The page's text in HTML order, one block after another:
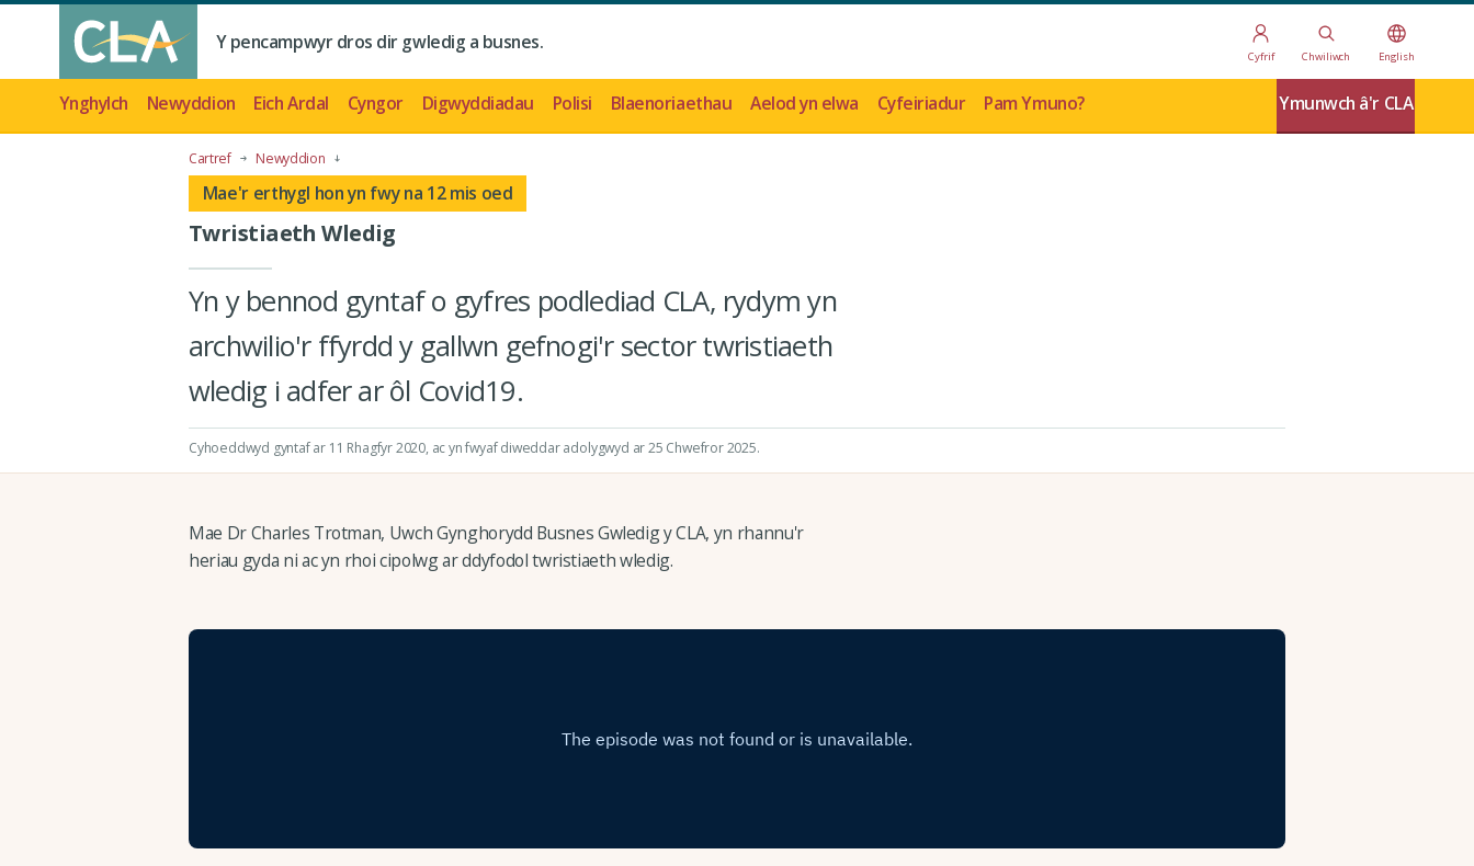
Y pencampwyr dros dir gwledig a busnes.
Cyfrif Chwiliwch English
Ynghylch Newyddion Eich Ardal Cyngor Digwyddiadau Polisi Blaenoriaethau Aelod yn elwa Cyfeiriadur Pam Ymuno? Ymunwch â'r CLA
Cartref Newyddion
Mae'r erthygl hon yn fwy na 12 mis oed
Twristiaeth Wledig
Yn y bennod gyntaf o gyfres podlediad CLA, rydym yn
archwilio'r ffyrdd y gallwn gefnogi'r sector twristiaeth
wledig i adfer ar ôl Covid19.
Cyhoeddwyd gyntaf ar 11 Rhagfyr 2020, ac yn fwyaf diweddar adolygwyd ar 25 Chwefror 2025.
Mae Dr Charles Trotman, Uwch Gynghorydd Busnes Gwledig y CLA, yn rhannu'r
heriau gyda ni ac yn rhoi cipolwg ar ddyfodol twristiaeth wledig.